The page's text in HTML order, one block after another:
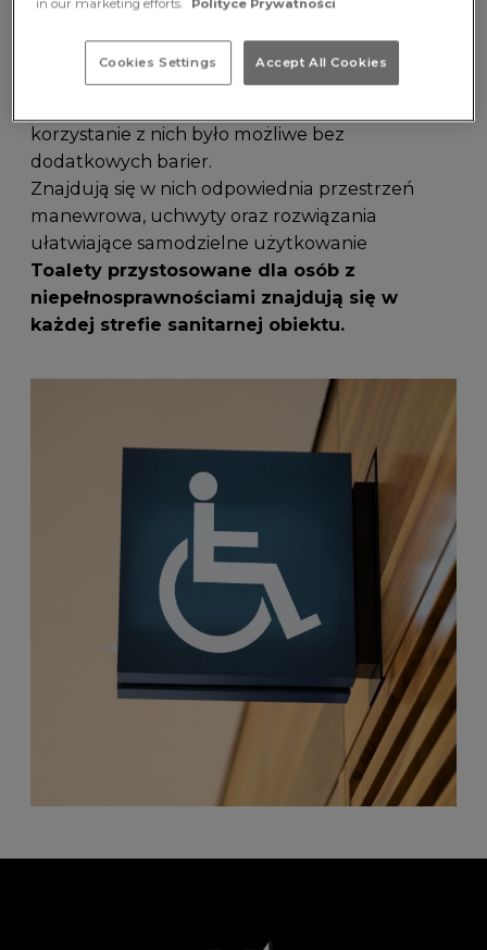
do podstawowej infrastruktury. W M1 Radom
toalety zostały zaprojektowane z myślą o
korzystanie z nich było możliwe bez
dodatkowych barier.
Znajdują się w nich odpowiednia przestrzeń
manewrowa, uchwyty oraz rozwiązania
ułatwiające samodzielne użytkowanie
Toalety przystosowane dla osób z
niepełnosprawnościami znajdują się w
każdej strefie sanitarnej obiektu.
in our marketing efforts.
Polityce Prywatności
Cookies Settings Accept All Cookies